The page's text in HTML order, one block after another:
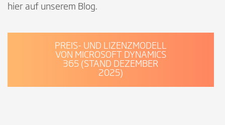
hier auf unserem Blog.
PREIS- UND LIZENZMODELL
VON MICROSOFT DYNAMICS
365 (STAND DEZEMBER
2025)